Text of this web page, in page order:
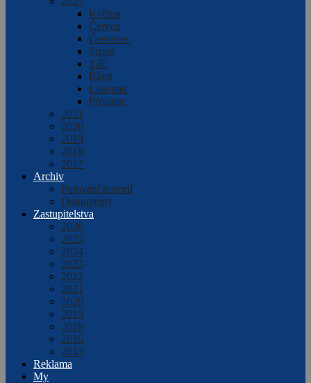
Květen
Červen
Červenec
Srpen
Září
Říjen
Listopad
Prosinec
2021
2020
2019
2018
2017
Archiv
Putování historií
Dokumenty
Zastupitelstva
2026
2025
2024
2023
2022
2021
2020
2019
2018
2016
2015
Reklama
My